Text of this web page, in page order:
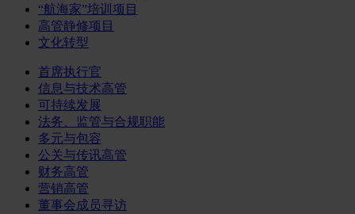
“航海家”培训项目
高管静修项目
文化转型
首席执行官
信息与技术高管
可持续发展
法务、监管与合规职能
多元与包容
公关与传讯高管
财务高管
营销高管
董事会成员寻访